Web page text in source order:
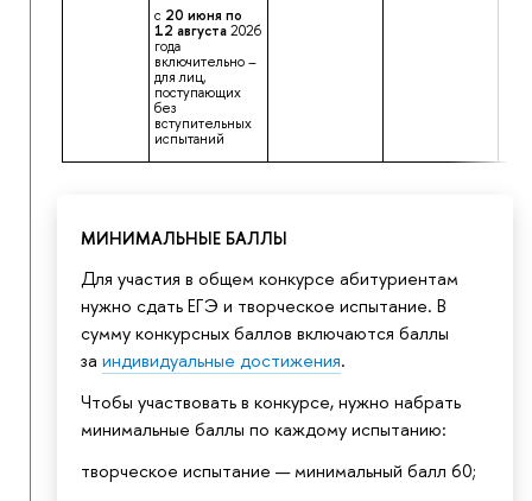
с 20 июня по
12 августа 2026
года
включительно –
для лиц,
поступающих
без
вступительных
испытаний
МИНИМАЛЬНЫЕ БАЛЛЫ
Для участия в общем конкурсе абитуриентам
нужно сдать ЕГЭ и творческое испытание. В
сумму конкурсных баллов включаются баллы
за индивидуальные достижения.
Чтобы участвовать в конкурсе, нужно набрать
минимальные баллы по каждому испытанию:
творческое испытание — минимальный балл 60;